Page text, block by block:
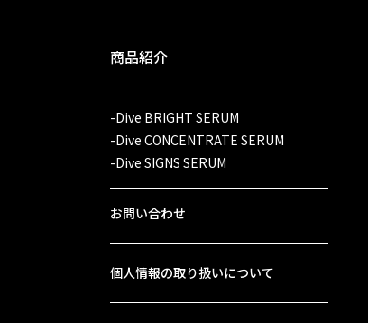
商品紹介
-Dive BRIGHT SERUM
-Dive CONCENTRATE SERUM
-Dive SIGNS SERUM
お問い合わせ
個人情報の取り扱いについて